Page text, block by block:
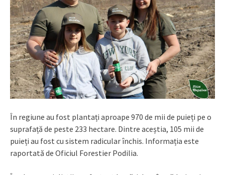
În regiune au fost plantați aproape 970 de mii de puieți pe o
suprafață de peste 233 hectare. Dintre aceștia, 105 mii de
puieți au fost cu sistem radicular închis. Informația este
raportată de Oficiul Forestier Podilia.